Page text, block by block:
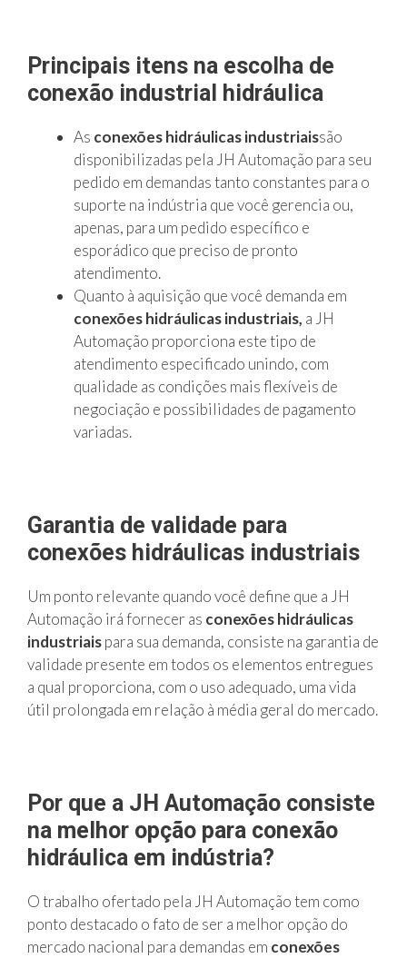
Principais itens na escolha de
conexão industrial hidráulica
As conexões hidráulicas industriaissão
disponibilizadas pela JH Automação para seu
pedido em demandas tanto constantes para o
suporte na indústria que você gerencia ou,
apenas, para um pedido específico e
esporádico que preciso de pronto
atendimento.
Quanto à aquisição que você demanda em
conexões hidráulicas industriais, a JH
Automação proporciona este tipo de
atendimento especificado unindo, com
qualidade as condições mais flexíveis de
negociação e possibilidades de pagamento
variadas.
Garantia de validade para
conexões hidráulicas industriais
Um ponto relevante quando você define que a JH
Automação irá fornecer as conexões hidráulicas
industriaispara sua demanda, consiste na garantia de
validade presente em todos os elementos entregues
a qual proporciona, com o uso adequado, uma vida
útil prolongada em relação à média geral do mercado.
Por que a JH Automação consiste
na melhor opção para conexão
hidráulica em indústria?
O trabalho ofertado pela JH Automação tem como
ponto destacado o fato de ser a melhor opção do
mercado nacional para demandas em conexões